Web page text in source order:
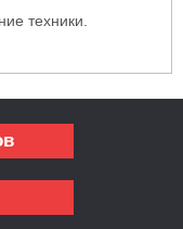
техники.